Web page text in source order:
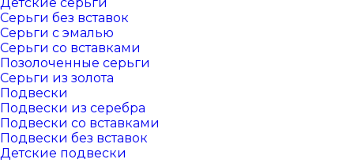
Серьги без вставок
Серьги с эмалью
Серьги со вставками
Позолоченные серьги
Серьги из золота
Подвески
Подвески из серебра
Подвески со вставками
Подвески без вставок
Детские подвески